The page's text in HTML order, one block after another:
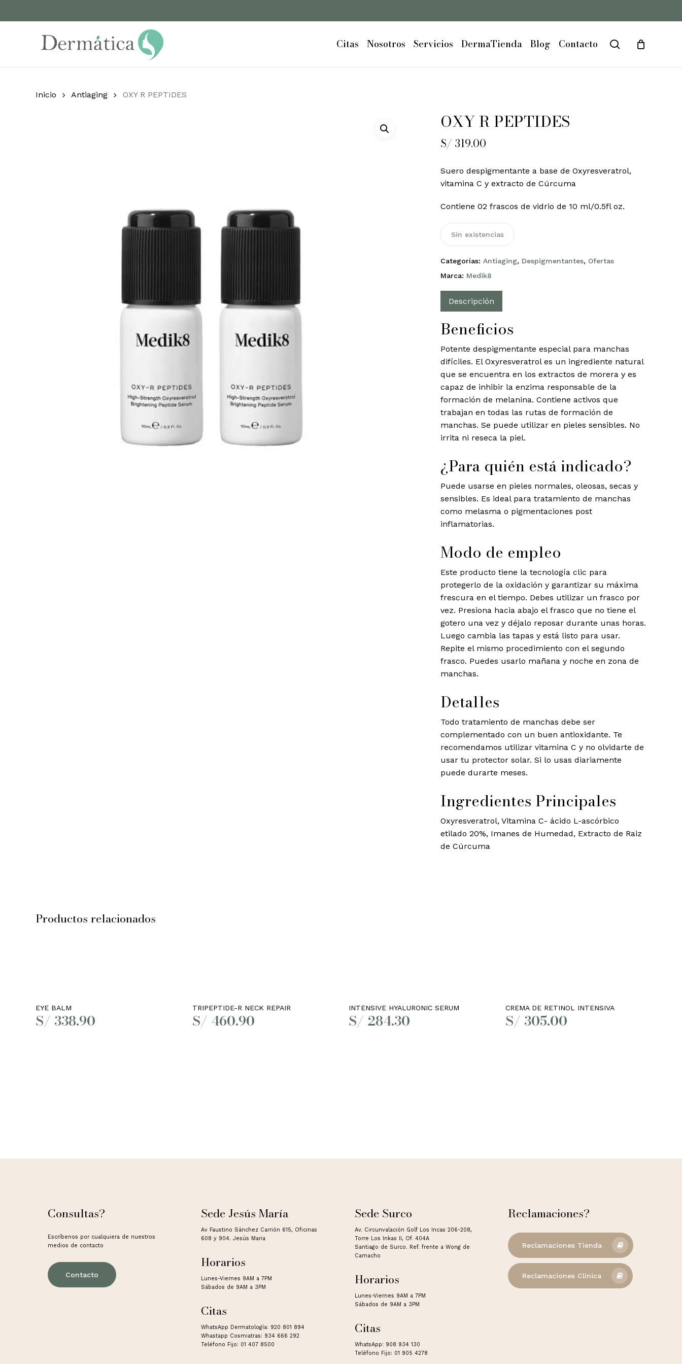
Citas Nosotros Servicios DermaTienda Blog Contacto search
Cart Close
Inicio Antiaging OXY R PEPTIDES
OXY R PEPTIDES
S/ 319.00
Suero despigmentante a base de Oxyresveratrol,
vitamina C y extracto de Cúrcuma
Contiene 02 frascos de vidrio de 10 ml/0.5fl oz.
Sin existencias
Categorías: Antiaging, Despigmentantes, Ofertas
Marca: Medik8
Descripción
Beneficios
Potente despigmentante especial para manchas
difíciles. El Oxyresveratrol es un ingrediente natural
que se encuentra en los extractos de morera y es
capaz de inhibir la enzima responsable de la
formación de melanina. Contiene activos que
trabajan en todas las rutas de formación de
manchas. Se puede utilizar en pieles sensibles. No
irrita ni reseca la piel.
¿Para quién está indicado?
Puede usarse en pieles normales, oleosas, secas y
sensibles. Es ideal para tratamiento de manchas
como melasma o pigmentaciones post
inflamatorias.
Modo de empleo
Este producto tiene la tecnología clic para
protegerlo de la oxidación y garantizar su máxima
frescura en el tiempo. Debes utilizar un frasco por
vez. Presiona hacia abajo el frasco que no tiene el
gotero una vez y déjalo reposar durante unas horas.
Luego cambia las tapas y está listo para usar.
Repite el mismo procedimiento con el segundo
frasco. Puedes usarlo mañana y noche en zona de
manchas.
Detalles
Todo tratamiento de manchas debe ser
complementado con un buen antioxidante. Te
recomendamos utilizar vitamina C y no olvidarte de
usar tu protector solar. Si lo usas diariamente
puede durarte meses.
Ingredientes Principales
Oxyresveratrol, Vitamina C- ácido L-ascórbico
etilado 20%, Imanes de Humedad, Extracto de Raiz
de Cúrcuma
Productos relacionados
EYE BALM
S/ 338.90
Leer más
TRIPEPTIDE-R NECK REPAIR
S/ 460.90
Leer más
INTENSIVE HYALURONIC SERUM
S/ 284.30
Leer más
CREMA DE RETINOL INTENSIVA
S/ 305.00
Consultas?
Escríbenos por cualquiera de nuestros
medios de contacto
Contacto
Sede Jesús María
Av Faustino Sánchez Carrión 615, Oficinas
608 y 904. Jesús Maria
Horarios
Lunes-Viernes 9AM a 7PM
Sábados de 9AM a 3PM
Citas
WhatsApp Dermatología: 920 801 894
Whastapp Cosmiatras: 934 666 292
Teléfono Fijo: 01 407 8500
Sede Surco
Av. Circunvalación Golf Los Incas 206-208,
Torre Los Inkas II, Of. 404A
Santiago de Surco. Ref. frente a Wong de
Camacho
Horarios
Lunes-Viernes 9AM a 7PM
Sábados de 9AM a 3PM
Citas
WhatsApp: 908 934 130
Teléfono Fijo: 01 905 4278
Reclamaciones?
Reclamaciones Tienda
Reclamaciones Clínica